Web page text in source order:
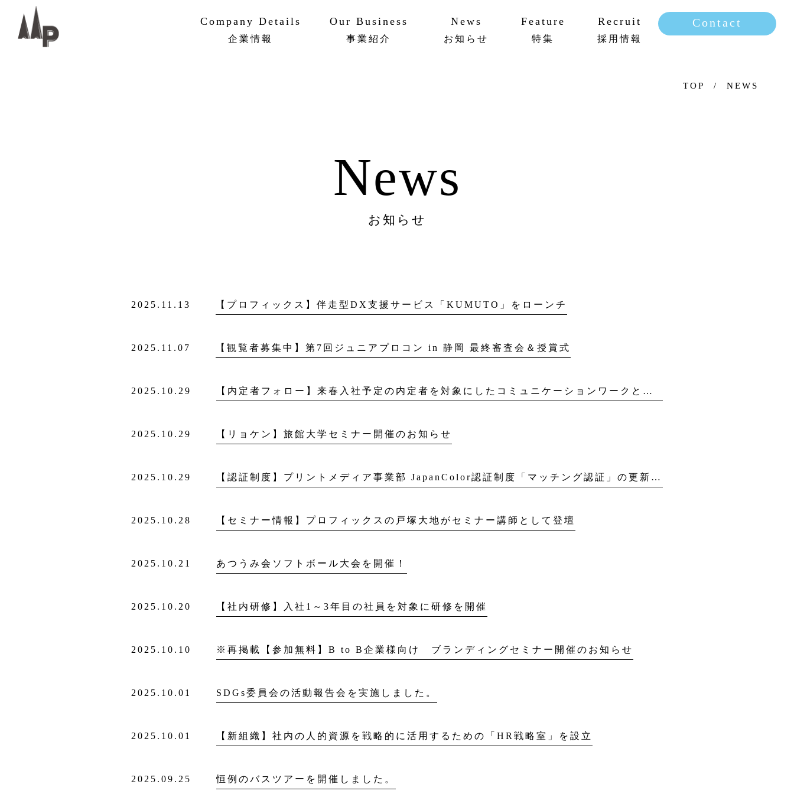
Company Details
企業情報
Our Business
事業紹介
News
お知らせ
Feature
特集
Recruit
採用情報
Contact
TOP NEWS
News
お知らせ
2025.11.13 【プロフィックス】伴走型DX支援サービス「KUMUTO」をローンチ
2025.11.07 【観覧者募集中】第7回ジュニアプロコン in 静岡 最終審査会＆授賞式
2025.10.29 【内定者フォロー】来春入社予定の内定者を対象にしたコミュニケーションワークと懇親会を実施
2025.10.29 【リョケン】旅館大学セミナー開催のお知らせ
2025.10.29 【認証制度】プリントメディア事業部 JapanColor認証制度「マッチング認証」の更新審査に合格
2025.10.28 【セミナー情報】プロフィックスの戸塚大地がセミナー講師として登壇
2025.10.21 あつうみ会ソフトボール大会を開催！
2025.10.20 【社内研修】入社1～3年目の社員を対象に研修を開催
2025.10.10 ※再掲載【参加無料】B to B企業様向け ブランディングセミナー開催のお知らせ
2025.10.01 SDGs委員会の活動報告会を実施しました。
2025.10.01 【新組織】社内の人的資源を戦略的に活用するための「HR戦略室」を設立
2025.09.25 恒例のバスツアーを開催しました。